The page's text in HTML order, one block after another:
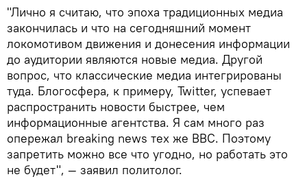
"Лично я считаю, что эпоха традиционных медиа
закончилась и что на сегодняшний момент
локомотивом движения и донесения информации
до аудитории являются новые медиа. Другой
вопрос, что классические медиа интегрированы
туда. Блогосфера, к примеру, Twitter, успевает
распространить новости быстрее, чем
информационные агентства. Я сам много раз
опережал breaking news тех же BBC. Поэтому
запретить можно все что угодно, но работать это
не будет", — заявил политолог.